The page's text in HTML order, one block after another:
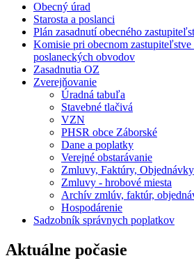
Obecný úrad
Starosta a poslanci
Plán zasadnutí obecného
Komisie pri obecnom zastupiteľstve
poslaneckých obvodov
Zasadnutia OZ
Zverejňovanie
Úradná tabuľa
Stavebné tlačivá
VZN
PHSR obce Záborské
Dane a poplatky
Verejné obstarávanie
Zmluvy, Faktúry, Objednávky
Zmluvy - hrobové miesta
Archív zmlúv, faktúr,
Hospodárenie
Sadzobník správnych poplatkov
Aktuálne počasie